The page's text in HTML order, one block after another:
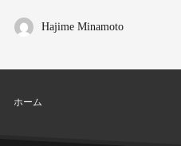
Hajime Minamoto
ホーム